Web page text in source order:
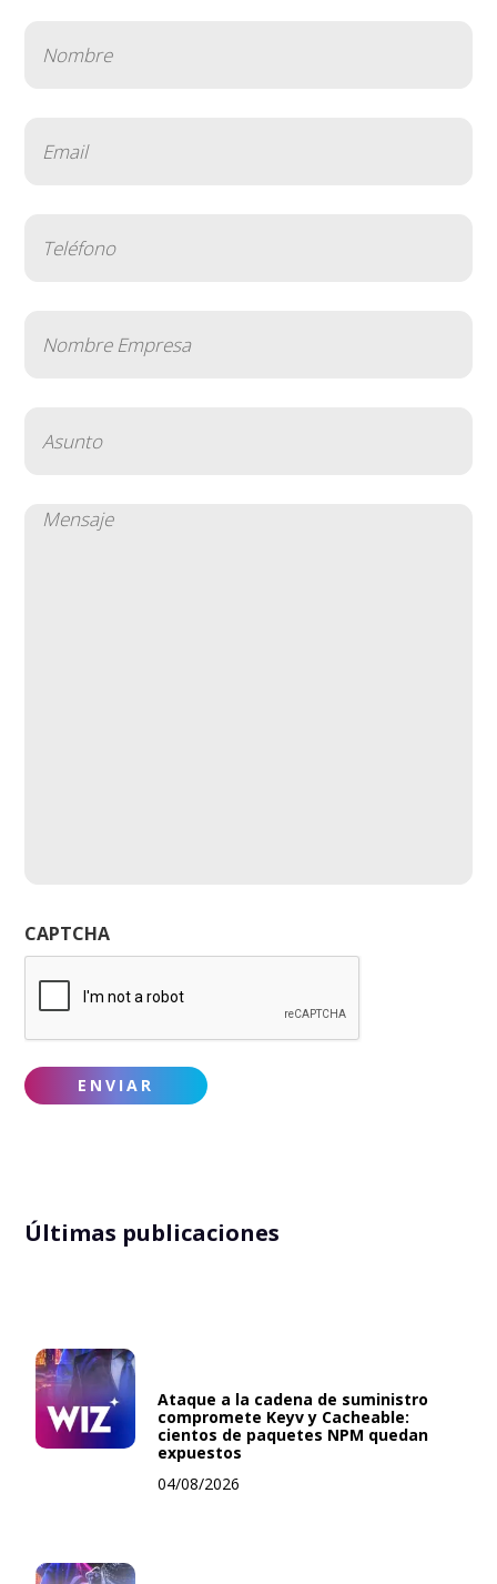
(Obligatorio)
(Obligatorio)
(Obligatorio)
Empresa
(Obligatorio)
Mensaje
CAPTCHA
Últimas publicaciones
Ataque a la cadena de suministro
compromete Keyv y Cacheable:
cientos de paquetes NPM quedan
expuestos
04/08/2026